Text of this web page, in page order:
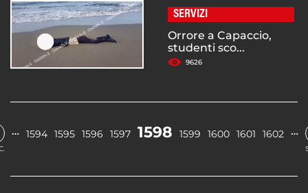
SERVIZI
Orrore a Capaccio,
studenti sco...
9626
… 1594 1595 1596 1597 1598 1599 1600 1601 1602 …